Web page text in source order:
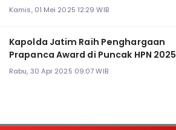
Kamis, 01 Mei 2025 12:29 WIB
Kapolda Jatim Raih Penghargaan
Prapanca Award di Puncak HPN 2025
Rabu, 30 Apr 2025 09:07 WIB